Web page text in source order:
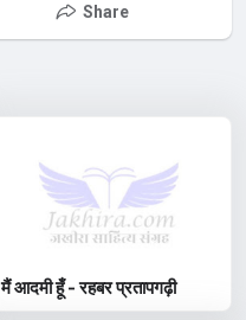
Share
मैं आदमी हूँ - रहबर प्रतापगढ़ी